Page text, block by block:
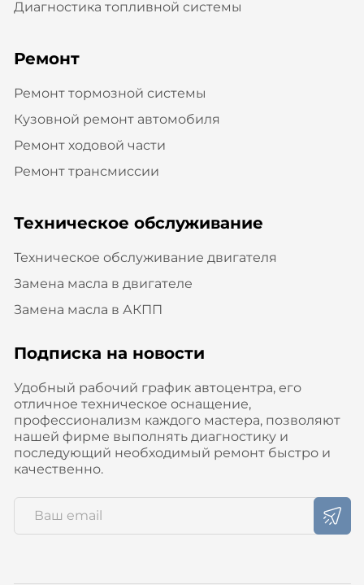
Диагностика топливной системы
Ремонт
Ремонт тормозной системы
Кузовной ремонт автомобиля
Ремонт ходовой части
Ремонт трансмиссии
Техническое обслуживание
Техническое обслуживание двигателя
Замена масла в двигателе
Замена масла в АКПП
Подписка на новости
Удобный рабочий график автоцентра, его
отличное техническое оснащение,
профессионализм каждого мастера, позволяют
нашей фирме выполнять диагностику и
последующий необходимый ремонт быстро и
качественно.